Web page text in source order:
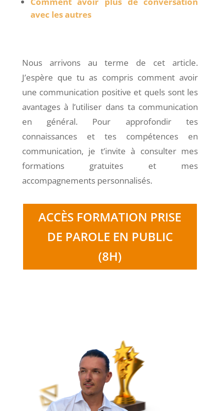
avec les autres
Nous arrivons au terme de cet article.
J’espère que tu as compris comment avoir
une communication positive et quels sont les
avantages à l’utiliser dans ta communication
en général. Pour approfondir tes
connaissances et tes compétences en
communication, je t’invite à consulter mes
formations gratuites et mes
accompagnements personnalisés.
ACCÈS FORMATION PRISE
DE PAROLE EN PUBLIC
(8H)